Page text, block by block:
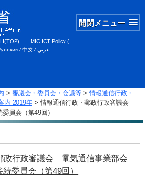
開閉メニュー
MIC ICT Policy (
/ 中文 / عربي
> 審議会・委員会・会議等>情報通信行政・
内 2019年> 情報通信行政・郵政行政審議会
員会（第49回）
政行政審議会 電気通信事業部会
続委員会（第49回）